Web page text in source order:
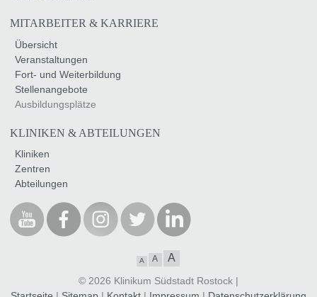
MITARBEITER & KARRIERE
Übersicht
Veranstaltungen
Fort- und Weiterbildung
Stellenangebote
Ausbildungsplätze
KLINIKEN & ABTEILUNGEN
Kliniken
Zentren
Abteilungen
A A A
© 2026 Klinikum Südstadt Rostock |